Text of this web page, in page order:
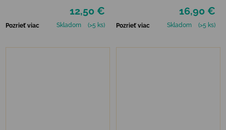
12,50 €
Pozrieť viac Skladom (>5 ks)
16,90 €
Pozrieť viac Skladom (>5 ks)